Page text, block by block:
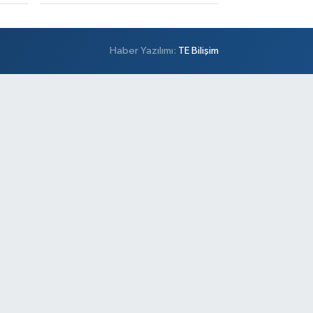
Haber Yazılımı: TE Bilişim